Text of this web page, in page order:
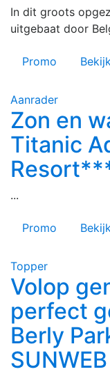
In dit groots
uitgebaat door
Promo
Aanrader
Zon en
Titanic
...
Promo
Topper
Volop
perfect
Berly
SUNWEB